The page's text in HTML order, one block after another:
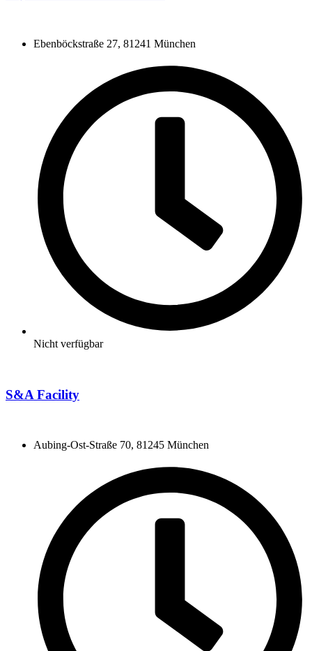
Ebenböckstraße 27, 81241 München
Nicht verfügbar
S&A Facility
Aubing-Ost-Straße 70, 81245 München